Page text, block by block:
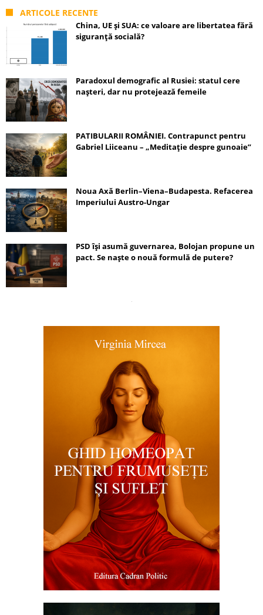
ARTICOLE RECENTE
China, UE și SUA: ce valoare are libertatea fără
siguranță socială?
Paradoxul demografic al Rusiei: statul cere
nașteri, dar nu protejează femeile
PATIBULARII ROMÂNIEI. Contrapunct pentru
Gabriel Liiceanu – „Meditație despre gunoaie”
Noua Axă Berlin–Viena–Budapesta. Refacerea
Imperiului Austro-Ungar
PSD își asumă guvernarea, Bolojan propune un
pact. Se naște o nouă formulă de putere?